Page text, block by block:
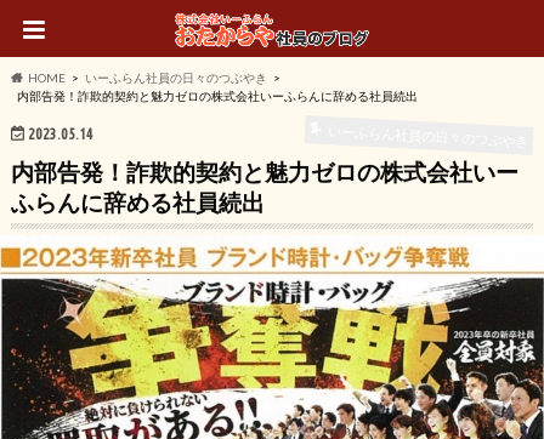
HOME
いーふらん社員の日々のつぶやき
内部告発！詐欺的契約と魅力ゼロの株式会社いーふらんに辞める社員続出
2023.05.14
内部告発！詐欺的契約と魅力ゼロの株式会社いー
ふらんに辞める社員続出